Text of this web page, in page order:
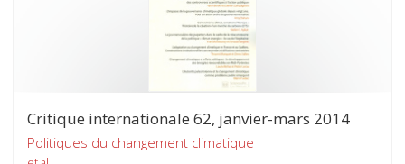
Critique internationale 62, janvier-mars 2014
Politiques du changement climatique